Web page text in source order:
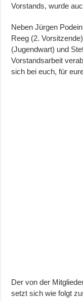
Vorstands, wurde
Neben Jürgen
Reeg (2.
(Jugendwart) und
Vorstandsarbeit
sich bei euch, für
Der von der
setzt sich wie folgt